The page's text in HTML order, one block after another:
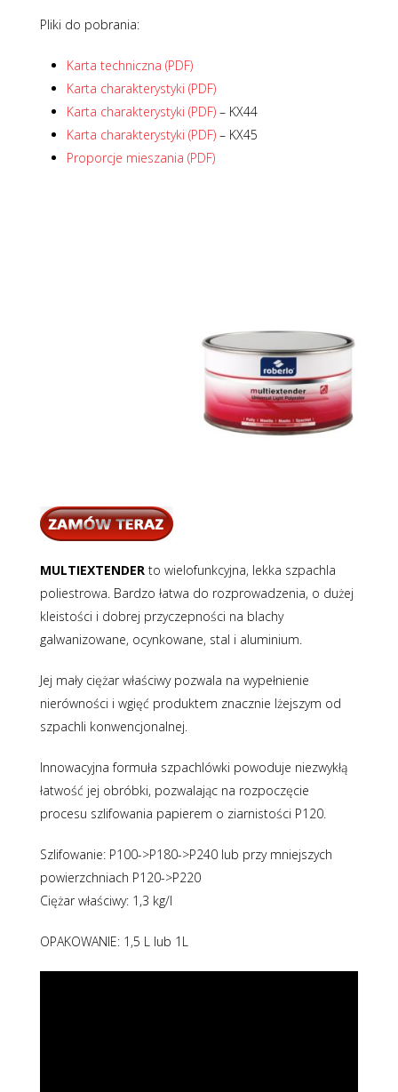
Pliki do pobrania:
Karta techniczna (PDF)
Karta charakterystyki (PDF)
Karta charakterystyki (PDF) – KX44
Karta charakterystyki (PDF) – KX45
Proporcje mieszania (PDF)
MULTIEXTENDER to wielofunkcyjna, lekka szpachla
poliestrowa. Bardzo łatwa do rozprowadzenia, o dużej
kleistości i dobrej przyczepności na blachy
galwanizowane, ocynkowane, stal i aluminium.
Jej mały ciężar właściwy pozwala na wypełnienie
nierówności i wgięć produktem znacznie lżejszym od
szpachli konwencjonalnej.
Innowacyjna formuła szpachlówki powoduje niezwykłą
łatwość jej obróbki, pozwalając na rozpoczęcie
procesu szlifowania papierem o ziarnistości P120.
Szlifowanie: P100->P180->P240 lub przy mniejszych
powierzchniach P120->P220
Ciężar właściwy: 1,3 kg/l
OPAKOWANIE: 1,5 L lub 1L